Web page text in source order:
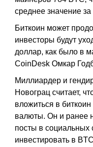
среднее значение
Биткоин может
инвесторы будут
доллар, как было в
CoinDesk Омкар
Миллиардер и
Новограц считает,
вложиться в
валюты. Он и ранее
посты в социальных
инвестировать в